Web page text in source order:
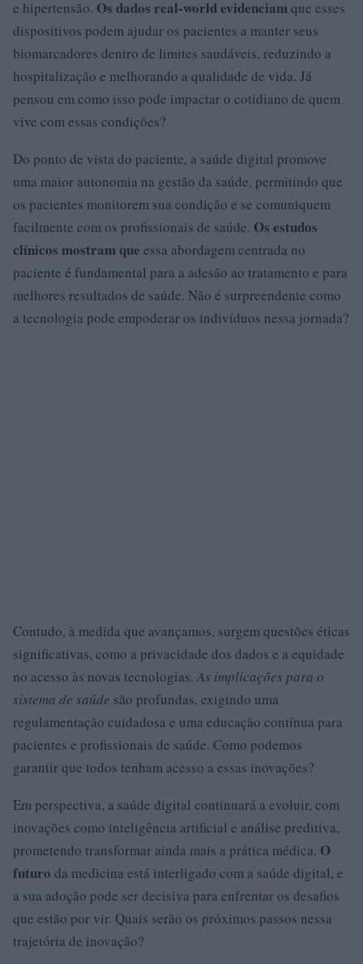
e hipertensão. Os dados real-world evidenciamque esses
dispositivos podem ajudar os pacientes a manter seus
biomarcadores dentro de limites saudáveis, reduzindo a
hospitalização e melhorando a qualidade de vida. Já
pensou em como isso pode impactar o cotidiano de quem
vive com essas condições?
Do ponto de vista do paciente, a saúde digital promove
uma maior autonomia na gestão da saúde, permitindo que
os pacientes monitorem sua condição e se comuniquem
facilmente com os profissionais de saúde. Os estudos
clínicos mostram que essa abordagem centrada no
paciente é fundamental para a adesão ao tratamento e para
melhores resultados de saúde. Não é surpreendente como
a tecnologia pode empoderar os indivíduos nessa jornada?
Contudo, à medida que avançamos, surgem questões éticas
significativas, como a privacidade dos dados e a equidade
no acesso às novas tecnologias.As implicações para o
sistema de saúde são profundas, exigindo uma
regulamentação cuidadosa e uma educação contínua para
pacientes e profissionais de saúde. Como podemos
garantir que todos tenham acesso a essas inovações?
Em perspectiva, a saúde digital continuará a evoluir, com
inovações como inteligência artificial e análise preditiva,
prometendo transformar ainda mais a prática médica. O
futuro da medicina está interligado com a saúde digital, e
a sua adoção pode ser decisiva para enfrentar os desafios
que estão por vir. Quais serão os próximos passos nessa
trajetória de inovação?